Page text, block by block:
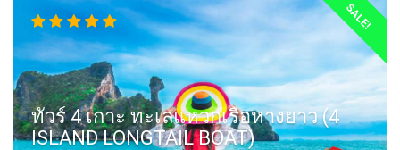
SALE!
ทัวร์ 4 เกาะ ทะเลแหวกเรือหางยาว (4
ISLAND LONGTAIL BOAT)